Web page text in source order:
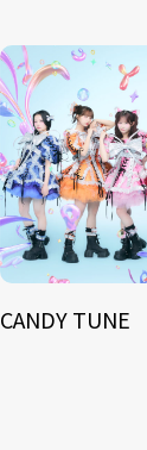
CANDY TUNE